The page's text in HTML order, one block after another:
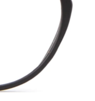
50 mm
Largeur des verres
Largeur
des verres